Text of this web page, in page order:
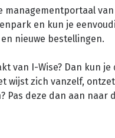
managementportaal
en kun je
nieuwe bestellingen.
van I-Wise? Dan kun je
wijst zich vanzelf,
Pas deze dan aan